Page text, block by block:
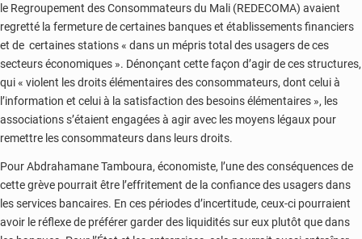
le Regroupement des Consommateurs du Mali (REDECOMA) avaient
regretté la fermeture de certaines banques et établissements financiers
et de certaines stations « dans un mépris total des usagers de ces
secteurs économiques ». Dénonçant cette façon d’agir de ces structures,
qui « violent les droits élémentaires des consommateurs, dont celui à
l’information et celui à la satisfaction des besoins élémentaires », les
associations s’étaient engagées à agir avec les moyens légaux pour
remettre les consommateurs dans leurs droits.
Pour Abdrahamane Tamboura, économiste, l’une des conséquences de
cette grève pourrait être l’effritement de la confiance des usagers dans
les services bancaires. En ces périodes d’incertitude, ceux-ci pourraient
avoir le réflexe de préférer garder des liquidités sur eux plutôt que dans